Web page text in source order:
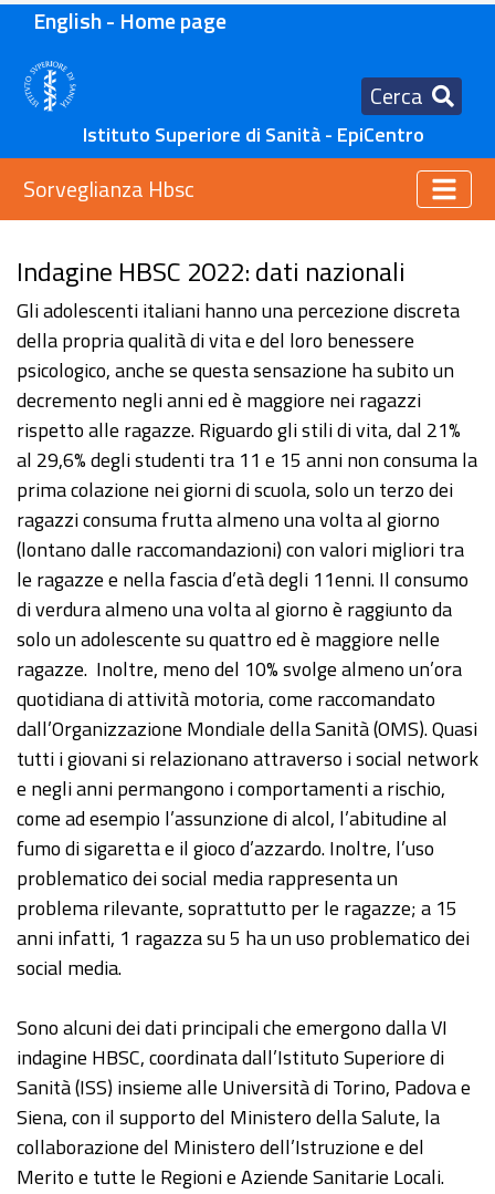
English - Home page
Cerca
Istituto Superiore di Sanità - EpiCentro
Sorveglianza Hbsc
Indagine HBSC 2022: dati nazionali
Gli adolescenti italiani hanno una percezione discreta
della propria qualità di vita e del loro benessere
psicologico, anche se questa sensazione ha subito un
decremento negli anni ed è maggiore nei ragazzi
rispetto alle ragazze. Riguardo gli stili di vita, dal 21%
al 29,6% degli studenti tra 11 e 15 anni non consuma la
prima colazione nei giorni di scuola, solo un terzo dei
ragazzi consuma frutta almeno una volta al giorno
(lontano dalle raccomandazioni) con valori migliori tra
le ragazze e nella fascia d’età degli 11enni. Il consumo
di verdura almeno una volta al giorno è raggiunto da
solo un adolescente su quattro ed è maggiore nelle
ragazze. Inoltre, meno del 10% svolge almeno un’ora
quotidiana di attività motoria, come raccomandato
dall’Organizzazione Mondiale della Sanità (OMS). Quasi
tutti i giovani si relazionano attraverso i social network
e negli anni permangono i comportamenti a rischio,
come ad esempio l’assunzione di alcol, l’abitudine al
fumo di sigaretta e il gioco d’azzardo. Inoltre, l’uso
problematico dei social media rappresenta un
problema rilevante, soprattutto per le ragazze; a 15
anni infatti, 1 ragazza su 5 ha un uso problematico dei
social media.
Sono alcuni dei dati principali che emergono dalla VI
indagine HBSC, coordinata dall’Istituto Superiore di
Sanità (ISS) insieme alle Università di Torino, Padova e
Siena, con il supporto del Ministero della Salute, la
collaborazione del Ministero dell’Istruzione e del
Merito e tutte le Regioni e Aziende Sanitarie Locali.